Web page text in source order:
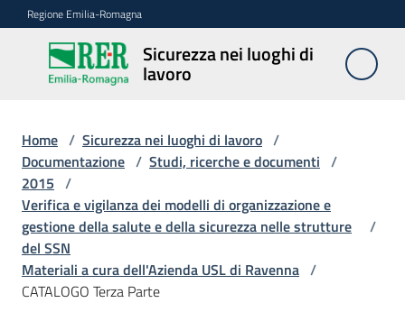
Vai al contenuto
Vai alla navigazione
Vai al footer
Regione Emilia-Romagna
Sicurezza nei luoghi di
lavoro
Sicurezza
nei
lavoro
Notizie
Sicurezza
nelle
costruzioni
Home / Sicurezza nei luoghi di lavoro /
Documentazione / Studi, ricerche e documenti /
2015 /
Verifica e vigilanza dei modelli di organizzazione e
gestione della salute e della sicurezza nelle strutture
del SSN
/
Materiali a cura dell'Azienda USL di Ravenna /
CATALOGO Terza Parte